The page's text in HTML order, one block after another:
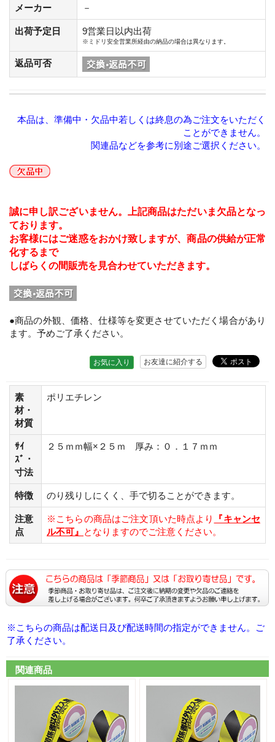
メーカー －
出荷予定日 9営業日以内出荷
※ミドリ安全営業所経由の納品の場合は異なります。
返品可否
本品は、準備中・欠品中若しくは終息の為ご注文をいただく
ことができません。
関連品などを参考に別途ご選択ください。
誠に申し訳ございません。上記商品はただいま欠品となっ
ております。
お客様にはご迷惑をおかけ致しますが、商品の供給が正常
化するまで
しばらくの間販売を見合わせていただきます。
●商品の外観、価格、仕様等を変更させていただく場合があり
ます。予めご了承ください。
お友達に紹介する
お気に入り
素
材・
材質
ポリエチレン
ｻｲ
ｽﾞ・
寸法
２５ｍｍ幅×２５ｍ 厚み：０．１７ｍｍ
特徴 のり残りしにくく、手で切ることができます。
注意
点
※こちらの商品はご注文頂いた時点より
『キャンセ
ル不可』 となりますのでご注意ください。
※こちらの商品は配送日及び配送時間の指定ができません。ご
了承ください。
関連商品